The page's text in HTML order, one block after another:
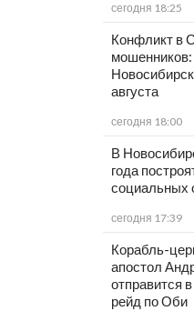
сегодня 18:25
Конфликт в
мошенников:
августа
сегодня 18:00
В
года
социальных
сегодня 17:39
Корабль-
апостол
отправится
рейд по Оби